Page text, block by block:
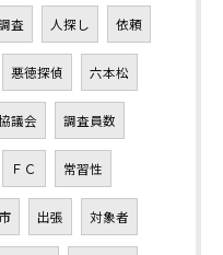
査 人探し 依頼
悪徳探偵 六本松
議会 調査員数
ＦＣ 常習性
出張 対象者